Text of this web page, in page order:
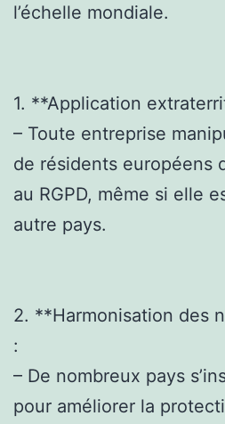
l’échelle mondiale.
1. **Application
– Toute entreprise
de résidents européens
au RGPD, même si elle
autre pays.
2. **Harmonisation des
:
– De nombreux pays
pour améliorer la